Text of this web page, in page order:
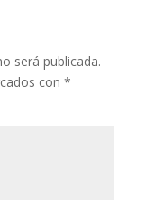
será publicada.
con *